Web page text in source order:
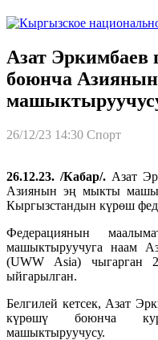
Азат Эркимбаев
боюнча
26/12/23 14:30 Спорт
26.12.23. /Кабар/. Азат
Азиянын эң мыкты
Кыргызстандын күрөш
Федерациянын
машыктыруучуга наам
(UWW Asia) чыгарган
ыйгарылган.
Белгилей кетсек, Азат
күрөшү боюнча
машыктыруучусу.